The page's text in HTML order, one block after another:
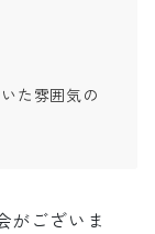
た雰囲気の
がございま